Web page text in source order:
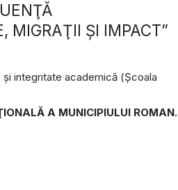
MIGRAŢII ŞI IMPACT”
integritate academică (Școala
A MUNICIPIULUI ROMAN.